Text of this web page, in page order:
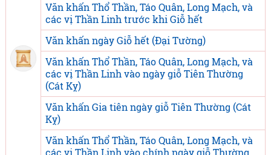
Văn khấn Thổ Thần, Táo Quân, Long Mạch, và
các vị Thần Linh trước khi Giỗ hết
Văn khấn ngày Giỗ hết (Đại Tường)
Văn khấn Thổ Thần, Táo Quân, Long Mạch, và
các vị Thần Linh vào ngày giỗ Tiên Thường
(Cát Kỵ)
Văn khấn Gia tiên ngày giỗ Tiên Thường (Cát
Kỵ)
Văn khấn Thổ Thần, Táo Quân, Long Mạch, và
các vị Thần Linh vào chính ngày giỗ Thường